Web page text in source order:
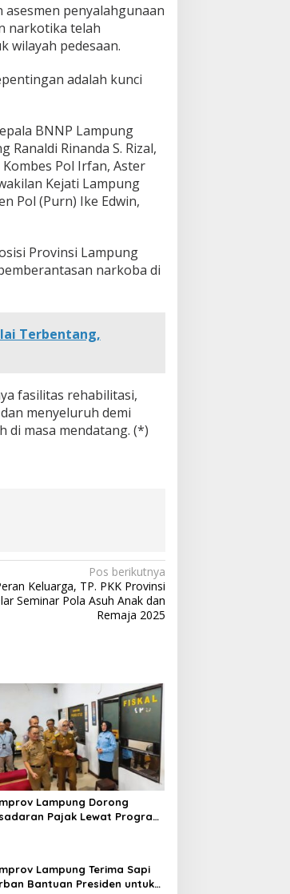
penyalahgunaan
narkotika telah
wilayah pedesaan.
adalah kunci
BNNP Lampung
Ranaldi Rinanda S. Rizal,
Pol Irfan, Aster
Kejati Lampung
Pol (Purn) Ike Edwin,
Provinsi Lampung
narkoba di
Terbentang,
fasilitas rehabilitasi,
menyeluruh demi
di masa mendatang. (*)
Pos berikutnya
Keluarga, TP. PKK Provinsi
Seminar Pola Asuh Anak dan
Remaja 2025
Lampung Dorong
Pajak Lewat Program
Lampung Terima Sapi
Bantuan Presiden untuk